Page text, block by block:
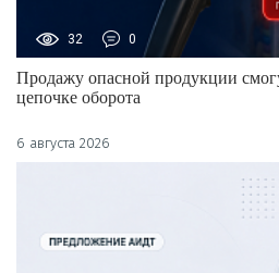
32 0
Продажу опасной продукции
цепочке оборота
6 августа 2026